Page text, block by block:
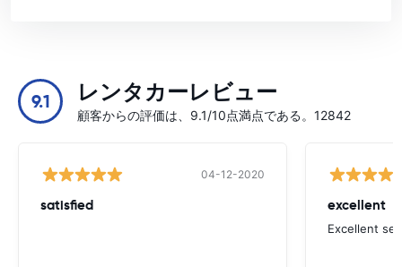
9.1 レンタカーレビュー
顧客からの評価は、9.1/10点満点である。12842
04-12-2020
satisfied excellent
Excellent